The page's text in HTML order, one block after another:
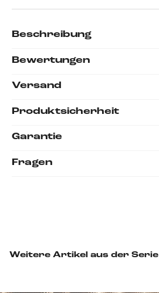
Beschreibung
Bewertungen
Versand
Produktsicherheit
Garantie
Fragen
Weitere Artikel aus der Serie